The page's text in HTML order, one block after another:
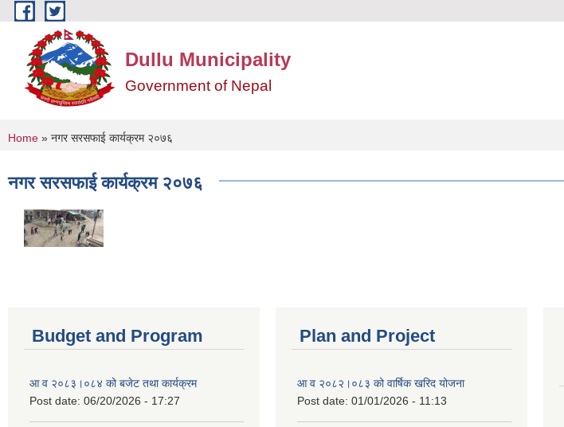
Skip to main content
Dullu Municipality
Government of Nepal
You are here
Home » नगर सरसफाई कार्यक्रम २०७६
नगर सरसफाई कार्यक्रम २०७६
Budget and Program
आ व २०८३।०८४ को बजेट तथा कार्यक्रम
Post date: 06/20/2026 - 17:27
Plan and Project
आ व २०८२।०८३ को वार्षिक खरिद योजना
Post date: 01/01/2026 - 11:13